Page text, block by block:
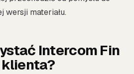
wersji materiału.
Intercom Fin
klienta?